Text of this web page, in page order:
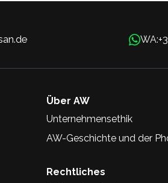
WA:
Über AW
Unternehmensethik
AW-Geschichte und der
Rechtliches